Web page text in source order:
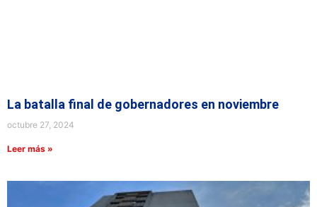
La batalla final de gobernadores en noviembre
octubre 27, 2024
Leer más »